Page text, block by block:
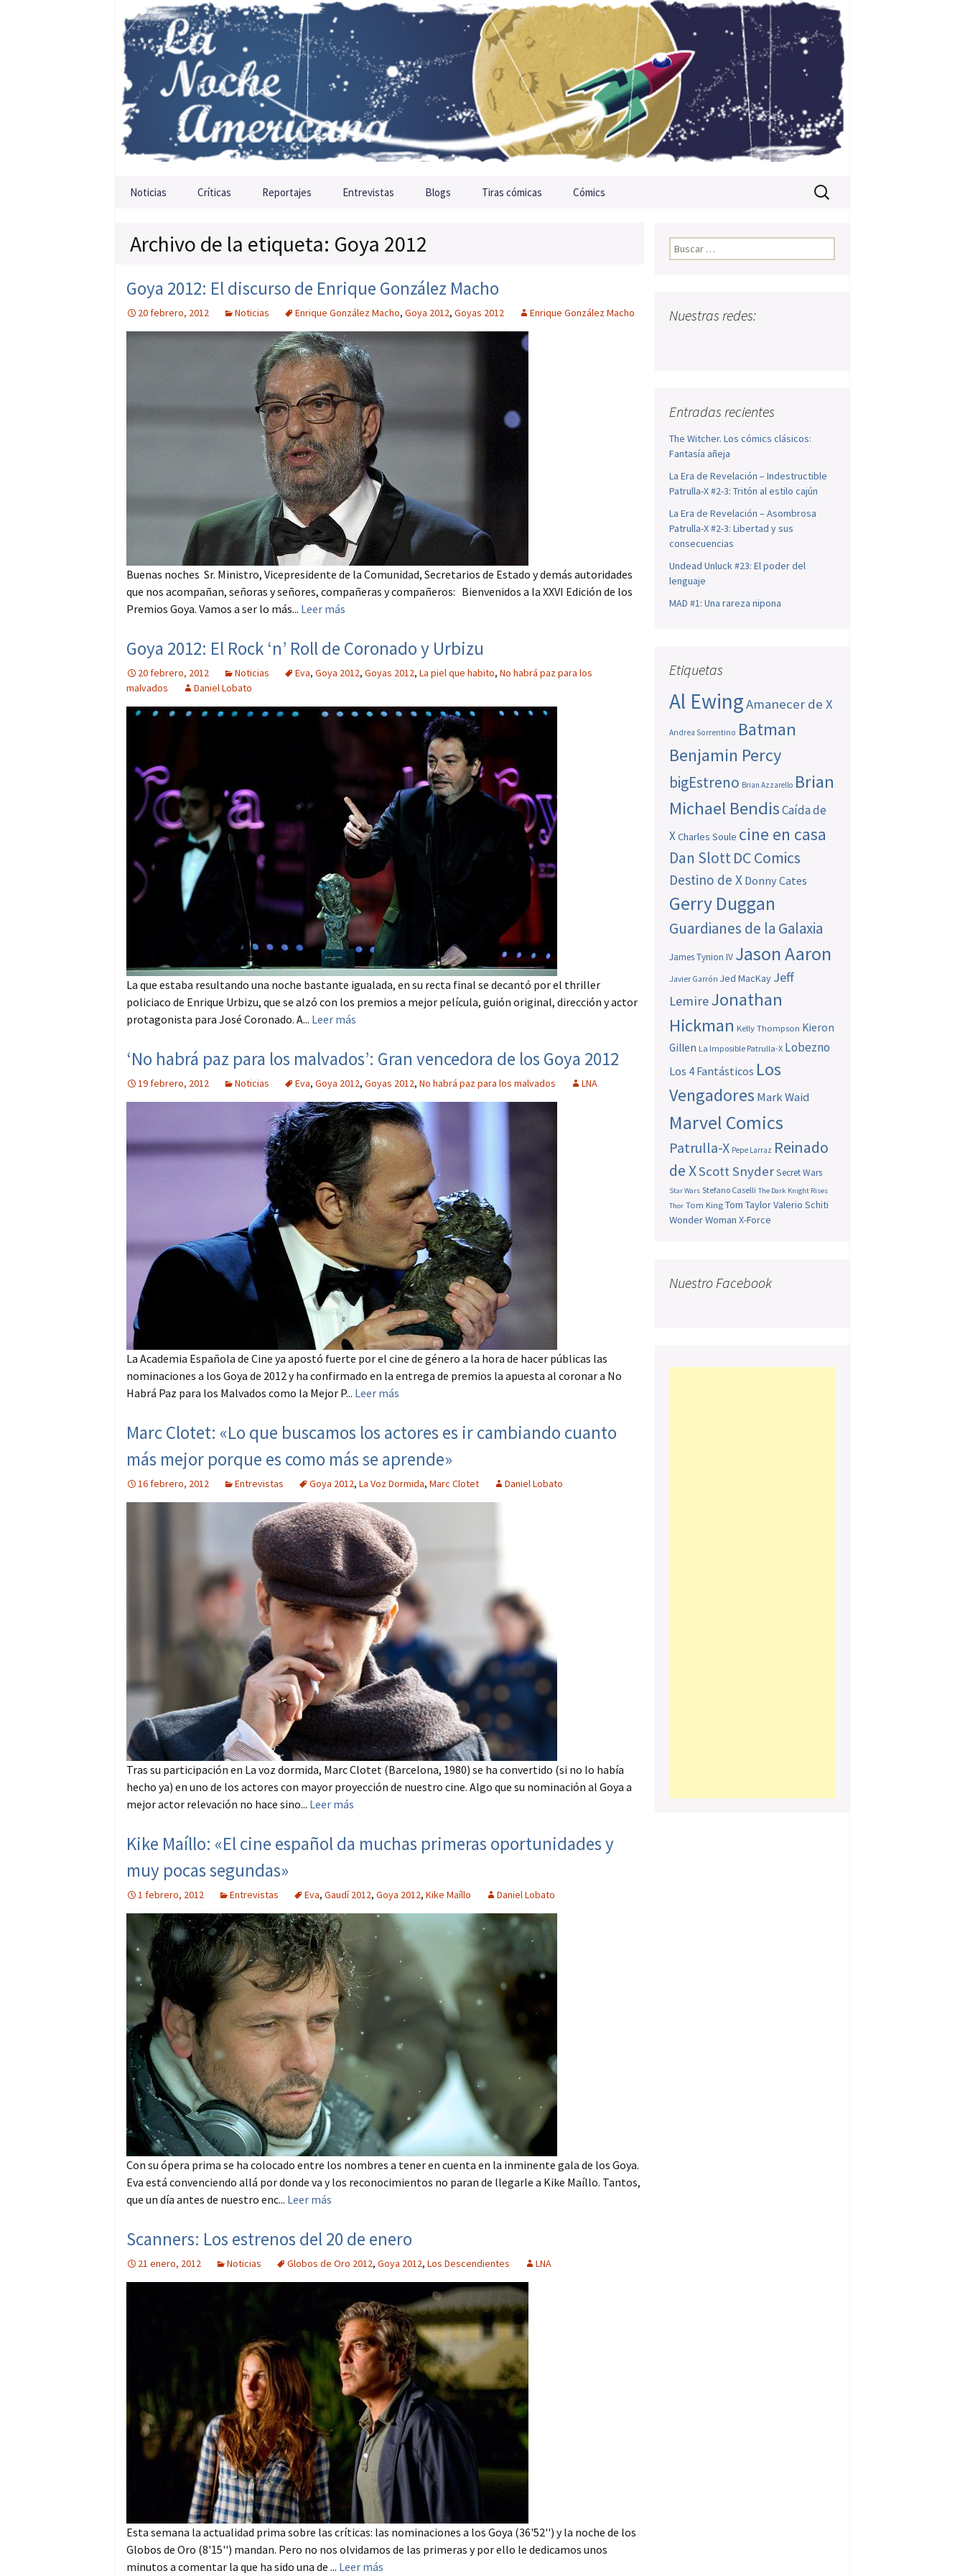
Saltar al contenido
Noticias Críticas Reportajes Entrevistas Blogs Tiras cómicas Cómics Buscar:
Archivo de la etiqueta: Goya 2012
Goya 2012: El discurso de Enrique González Macho
20 febrero, 2012 Noticias Enrique González Macho, Goya 2012, Goyas 2012 Enrique González Macho
Buenas noches Sr. Ministro, Vicepresidente de la Comunidad, Secretarios de Estado y demás autoridades
que nos acompañan, señoras y señores, compañeras y compañeros: Bienvenidos a la XXVI Edición de los
Premios Goya. Vamos a ser lo más... Leer más
Goya 2012: El Rock ‘n’ Roll de Coronado y Urbizu
20 febrero, 2012 Noticias Eva, Goya 2012, Goyas 2012, La piel que habito, No habrá paz para los
malvados
Daniel Lobato
La que estaba resultando una noche bastante igualada, en su recta final se decantó por el thriller
policiaco de Enrique Urbizu, que se alzó con los premios a mejor película, guión original, dirección y actor
protagonista para José Coronado. A... Leer más
‘No habrá paz para los malvados’: Gran vencedora de los Goya 2012
19 febrero, 2012 Noticias Eva, Goya 2012, Goyas 2012, No habrá paz para los malvados LNA
La Academia Española de Cine ya apostó fuerte por el cine de género a la hora de hacer públicas las
nominaciones a los Goya de 2012 y ha confirmado en la entrega de premios la apuesta al coronar a No
Habrá Paz para los Malvados como la Mejor P... Leer más
Marc Clotet: «Lo que buscamos los actores es ir cambiando cuanto
más mejor porque es como más se aprende»
16 febrero, 2012 Entrevistas Goya 2012, La Voz Dormida, Marc Clotet Daniel Lobato
Tras su participación en La voz dormida, Marc Clotet (Barcelona, 1980) se ha convertido (si no lo había
hecho ya) en uno de los actores con mayor proyección de nuestro cine. Algo que su nominación al Goya a
mejor actor relevación no hace sino... Leer más
Kike Maíllo: «El cine español da muchas primeras oportunidades y
muy pocas segundas»
1 febrero, 2012 Entrevistas Eva, Gaudí 2012, Goya 2012, Kike Maíllo Daniel Lobato
Con su ópera prima se ha colocado entre los nombres a tener en cuenta en la inminente gala de los Goya.
Eva está convenciendo allá por donde va y los reconocimientos no paran de llegarle a Kike Maíllo. Tantos,
que un día antes de nuestro enc... Leer más
Scanners: Los estrenos del 20 de enero
21 enero, 2012 Noticias Globos de Oro 2012, Goya 2012, Los Descendientes LNA
Esta semana la actualidad prima sobre las críticas: las nominaciones a los Goya (36'52'') y la noche de los
Globos de Oro (8'15'') mandan. Pero no nos olvidamos de las primeras y por ello le dedicamos unos
minutos a comentar la que ha sido una de ... Leer más
Buscar:
Nuestras redes:
Entradas recientes
The Witcher. Los cómics clásicos:
Fantasía añeja
La Era de Revelación – Indestructible
Patrulla-X #2-3: Tritón al estilo cajún
La Era de Revelación – Asombrosa
Patrulla-X #2-3: Libertad y sus
consecuencias
Undead Unluck #23: El poder del
lenguaje
MAD #1: Una rareza nipona
Etiquetas
Al EwingAmanecer de X
Andrea Sorrentino Batman
Benjamin Percy
bigEstreno Brian Azzarello Brian
Michael BendisCaída de
XCharles Soule cine en casa
Dan SlottDC Comics
Destino de X Donny Cates
Gerry Duggan
Guardianes de la Galaxia
James Tynion IV Jason Aaron
Javier Garrón Jed MacKay Jeff
LemireJonathan
Hickman Kelly Thompson Kieron
Gillen La Imposible Patrulla-X Lobezno
Los 4 Fantásticos Los
Vengadores Mark Waid
Marvel Comics
Patrulla-X Pepe Larraz Reinado
de XScott SnyderSecret Wars
Star Wars Stefano Caselli The Dark Knight Rises
Thor Tom King Tom TaylorValerio Schiti
Wonder Woman X-Force
Nuestro Facebook